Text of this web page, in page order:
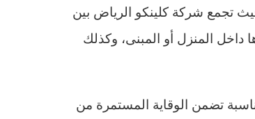
تجمع شركة كلينكو الرياض بين
داخل المنزل أو المبنى، وكذلك
تضمن الوقاية المستمرة من